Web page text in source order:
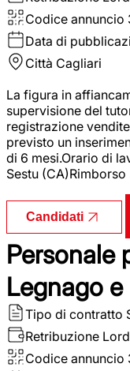
Codice annuncio
Data di
Città Cagliari
La figura in
supervisione del
registrazione
previsto un
di 6 mesi.Orario di
Sestu
Candidati
Personale
Legnago e
Tipo di contratto
Retribuzione
Codice annuncio